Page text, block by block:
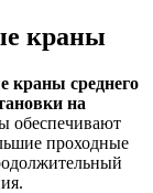
краны
краны среднего
на
обеспечивают
проходные